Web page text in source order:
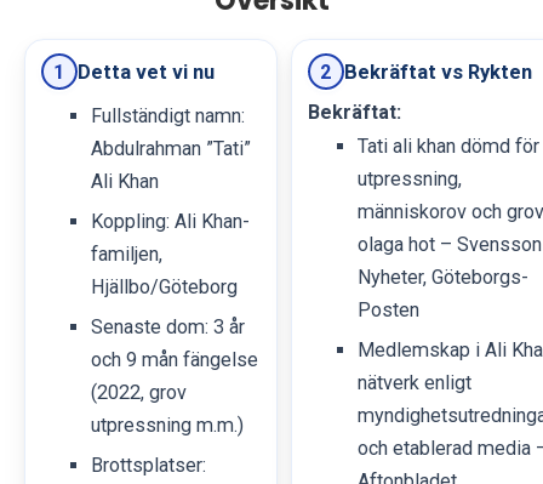
1
Detta vet vi nu
Fullständigt namn:
Abdulrahman ”Tati”
Ali Khan
Koppling: Ali Khan-
familjen,
Hjällbo/Göteborg
Senaste dom: 3 år
och 9 mån fängelse
(2022, grov
utpressning m.m.)
Brottsplatser:
2 Bekräftat vs Rykten
Bekräftat:
Tati ali khan dömd för
utpressning,
människorov och
olaga hot –
Nyheter, Göteborgs-
Posten
Medlemskap i Ali
nätverk enligt
och etablerad media